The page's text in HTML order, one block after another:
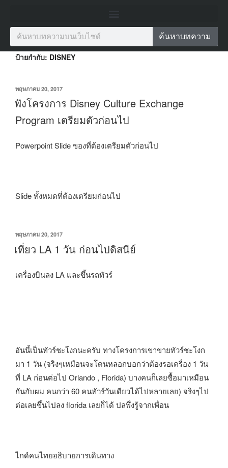
ค้นหาบทความ
ป้ายกำกับ: DISNEY
พฤษภาคม 20, 2017
ฟังโครงการ Disney Culture Exchange
Program เตรียมตัวก่อนไป
Powerpoint Slide ของที่ต้องเตรียมตัวก่อนไป
Slide ทั้งหมดที่ต้องเตรียมก่อนไป
พฤษภาคม 20, 2017
เที่ยว LA 1 วัน ก่อนไปดิสนีย์
เครื่องบินลง LA และขึ้นรถทัวร์
อันนี้เป็นทัวร์ชะโงกนะครับ ทางโครงการเขาขายทัวร์ชะโงก
มา 1 วัน (จริงๆเหมือนจะโดนหลอกบอกว่าต้องรอเครื่อง 1 วัน
ที่ LA ก่อนต่อไป Orlando , Florida) บางคนก็เลยซื้อมาเหมือน
กันกับผม คนกว่า 60 คนทัวร์วันเดียวได้ไปหลายเลย) จริงๆไป
ต่อเลยขึ้นไปลง florida เลยก็ได้ ปลพึ่งรู้จากเพื่อน
ไกด์คนไทยอธิบายการเดินทาง